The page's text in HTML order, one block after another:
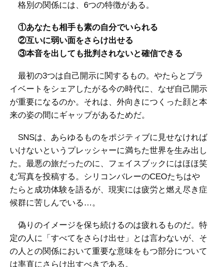
格別の関係には、6つの特徴がある。
①あなたも相手も素の自分でいられる
②互いに弱い面をさらけ出せる
③本音を出しても批判されないと確信できる
最初の3つは自己開示に関するもの。やたらとプラ
イベートをシェアしたがる今の時代に、なぜ自己開示
が重要になるのか。それは、外向きにつくった顔と本
来の姿の間にギャップがあるためだ。
SNSは、あらゆるものをポジティブに見せなければ
いけないというプレッシャーに満ちた世界を生み出し
た。最悪の旅だったのに、フェイスブックにはほほ笑
む写真を投稿する。シリコンバレーのCEOたちはや
たらと成功体験を語るが、現実には疲労と燃え尽き症
候群に苦しんでいる…。
偽りのイメージを保ち続けるのは疲れるものだ。特
定の人に「すべてをさらけ出せ」とは言わないが、そ
の人との関係において重要な意味をもつ部分について
は率直にさらけ出すべきである。